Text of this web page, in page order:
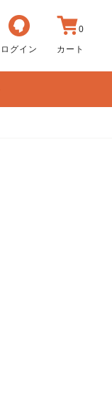
ログイン
0
カート